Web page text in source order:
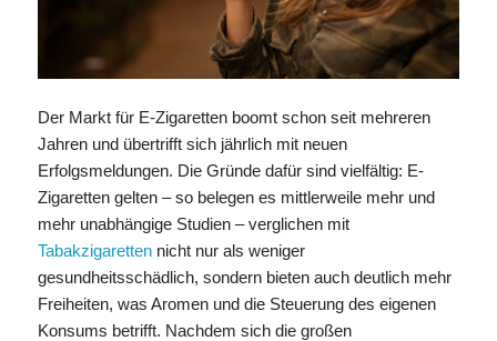
Der Markt für E-Zigaretten boomt schon seit mehreren
Jahren und übertrifft sich jährlich mit neuen
Erfolgsmeldungen. Die Gründe dafür sind vielfältig: E-
Zigaretten gelten – so belegen es mittlerweile mehr und
mehr unabhängige Studien – verglichen mit
Tabakzigarettennicht nur als weniger
gesundheitsschädlich, sondern bieten auch deutlich mehr
Freiheiten, was Aromen und die Steuerung des eigenen
Konsums betrifft. Nachdem sich die großen